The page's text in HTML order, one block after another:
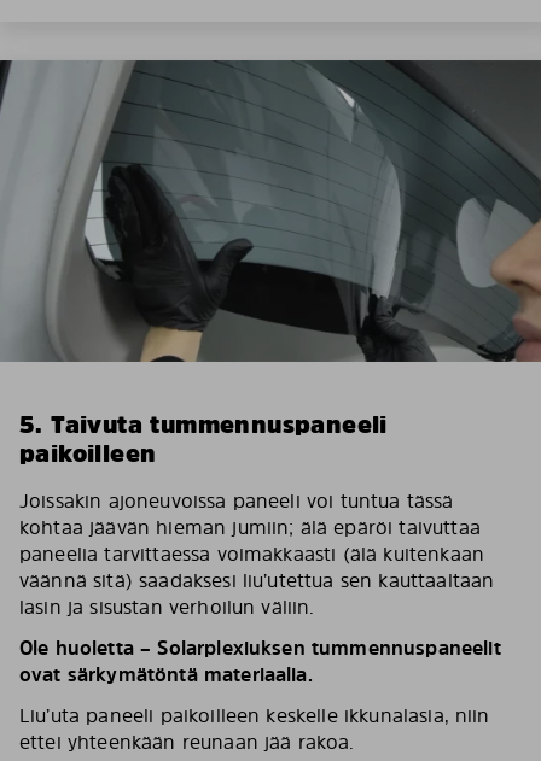
5. Taivuta tummennuspaneeli
paikoilleen
Joissakin ajoneuvoissa paneeli voi tuntua tässä
kohtaa jäävän hieman jumiin; älä epäröi taivuttaa
paneelia tarvittaessa voimakkaasti (älä kuitenkaan
väännä sitä) saadaksesi liu’utettua sen kauttaaltaan
lasin ja sisustan verhoilun väliin.
Ole huoletta – Solarplexiuksen tummennuspaneelit
ovat särkymätöntä materiaalia.
Liu’uta paneeli paikoilleen keskelle ikkunalasia, niin
ettei yhteenkään reunaan jää rakoa.